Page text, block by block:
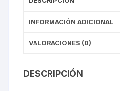
INFORMACIÓN ADICIONAL
VALORACIONES (0)
DESCRIPCIÓN